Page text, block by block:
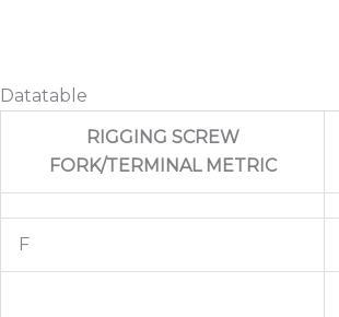
Datatable
RIGGING SCREW
FORK/TERMINAL METRIC
F